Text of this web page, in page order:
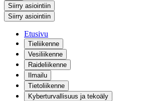
Siirry asiointiin
Siirry asiointiin
Etusivu
Tieliikenne
Vesiliikenne
Raideliikenne
Ilmailu
Tietoliikenne
Kyberturvallisuus ja tekoäly